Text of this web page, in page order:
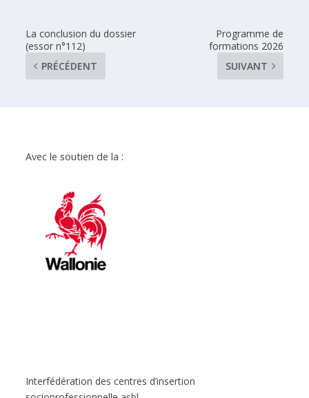
La conclusion du dossier
(essor n°112)
PRÉCÉDENT
Programme de
formations 2026
SUIVANT
Avec le soutien de la :
Interfédération des centres d’insertion